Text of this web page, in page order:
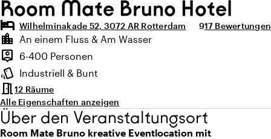
Room Mate Bruno Hotel
hotel Wilhelminakade 52, 3072 AR Rotterdam 9Anzahl der
17 Bewertungen
Highlights
location_city
Lage und Umgebung
An einem Fluss & Am Wasser
person_pin
Kapazität
6-400 Personen
style
Ambiente
Industriell & Bunt
meeting_room12 Räume
Alle Eigenschaften anzeigen
Über den Veranstaltungsort
Room Mate Bruno kreative Eventlocation mit